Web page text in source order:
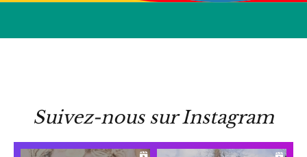
Suivez-nous sur Instagram